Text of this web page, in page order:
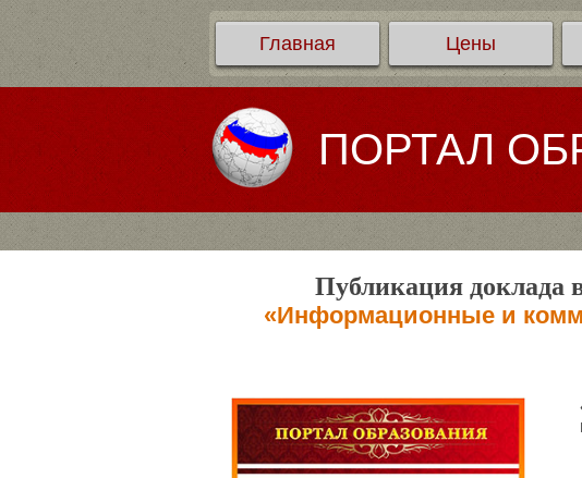
Главная Цены
ПОРТАЛ
Публикация доклада
«Информационные и